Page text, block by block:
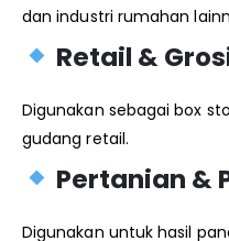
dan industri rumahan
Retail &
Digunakan sebagai box
gudang retail.
Pertanian &
Digunakan untuk hasil